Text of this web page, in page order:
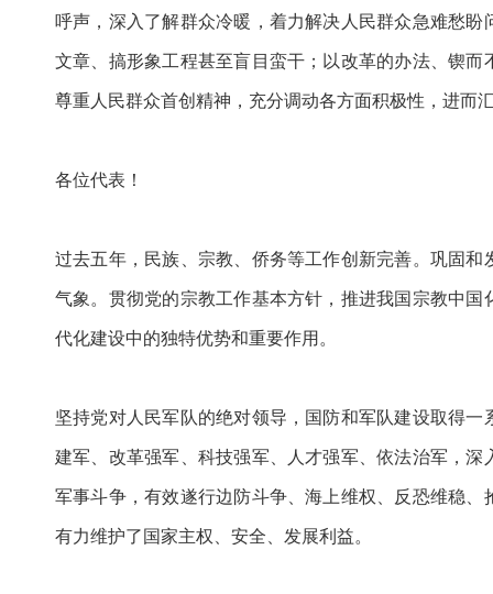
呼声，深入了解群众冷暖，着力解决人民群众急难愁
文章、搞形象工程甚至盲目蛮干；以改革的办法、锲
尊重人民群众首创精神，充分调动各方面积极性，进而
各位代表！
过去五年，民族、宗教、侨务等工作创新完善。巩固
气象。贯彻党的宗教工作基本方针，推进我国宗教中
代化建设中的独特优势和重要作用。
坚持党对人民军队的绝对领导，国防和军队建设取得
建军、改革强军、科技强军、人才强军、依法治军，
军事斗争，有效遂行边防斗争、海上维权、反恐维稳
有力维护了国家主权、安全、发展利益。